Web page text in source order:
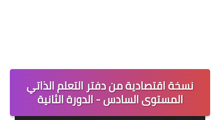
نسخة اقتصادية من دفتر التعلم الذاتي
المستوى السادس - الدورة الثانية